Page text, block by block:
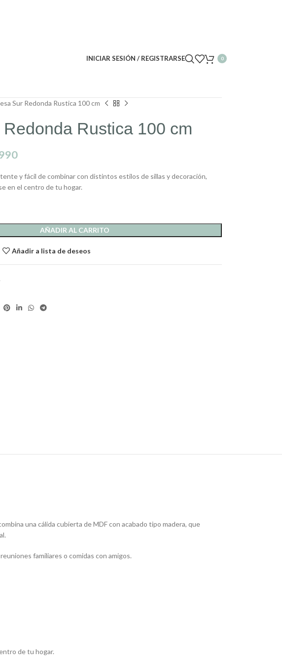
INICIAR SESIÓN / REGISTRARSE 0
Sur Redonda Rustica 100 cm
Rustica 100 cm
y fácil de combinar con distintos estilos de sillas y decoración,
en el centro de tu hogar.
AÑADIR AL CARRITO
Añadir a lista de deseos
una cálida cubierta de MDF con acabado tipo madera, que
familiares o comidas con amigos.
de tu hogar.